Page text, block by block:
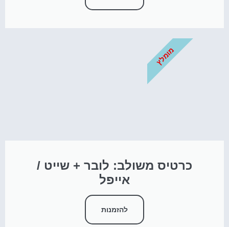
כרטיס משולב: לובר + שייט /
אייפל
להזמנות
מומלץ